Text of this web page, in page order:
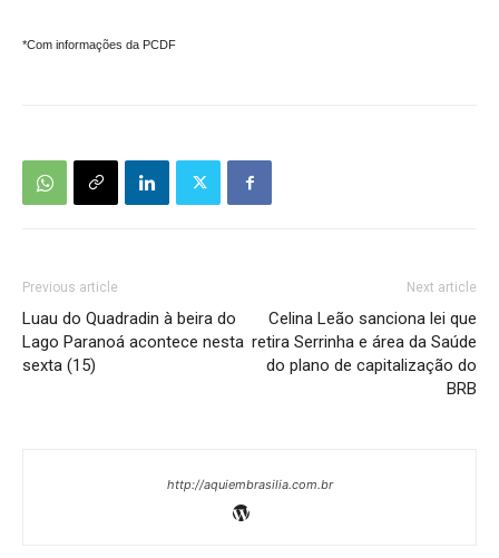
*Com informações da PCDF
Previous article
Luau do Quadradin à beira do
Lago Paranoá acontece nesta
sexta (15)
Next article
Celina Leão sanciona lei que
retira Serrinha e área da Saúde
do plano de capitalização do
BRB
http://aquiembrasilia.com.br